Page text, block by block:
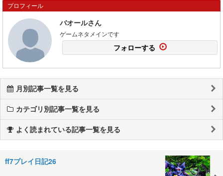
プロフィール
バオールさん
ゲームネタメインです
フォローする
月別記事一覧を見る
カテゴリ別記事一覧を見る
よく読まれている記事一覧を見る
ff7プレイ日記26